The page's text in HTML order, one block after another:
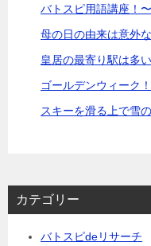
バトスピ用語講座！
母の日の由来は意外
皇居の最寄り駅は多
ゴールデンウィーク
スキーを滑る上で雪
カテゴリー
バトスピdeリサーチ